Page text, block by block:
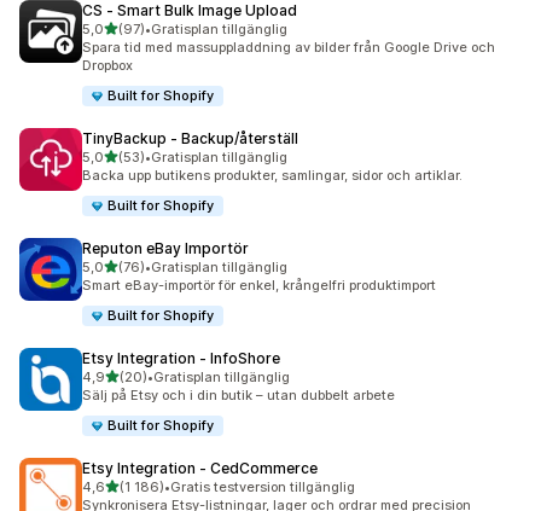
CS ‑ Smart Bulk Image Upload
5,0av 5 stjärnor
(97)
97 recensioner totalt
•Gratisplan tillgänglig
Spara tid med massuppladdning av bilder från Google Drive och
Dropbox
Built for Shopify
TinyBackup ‑ Backup/återställ
5,0av 5 stjärnor
(53)
53 recensioner totalt
•Gratisplan tillgänglig
Backa upp butikens produkter, samlingar, sidor och artiklar.
Built for Shopify
Reputon eBay Importör
5,0av 5 stjärnor
(76)
76 recensioner totalt
•Gratisplan tillgänglig
Smart eBay-importör för enkel, krångelfri produktimport
Built for Shopify
Etsy Integration ‑ InfoShore
4,9av 5 stjärnor
(20)
20 recensioner totalt
•Gratisplan tillgänglig
Sälj på Etsy och i din butik – utan dubbelt arbete
Built for Shopify
Etsy Integration ‑ CedCommerce
4,6av 5 stjärnor
(1 186)
1186 recensioner totalt
•Gratis testversion tillgänglig
Synkronisera Etsy-listningar, lager och ordrar med precision